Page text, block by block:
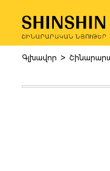
Skip to
Գլխավոր >